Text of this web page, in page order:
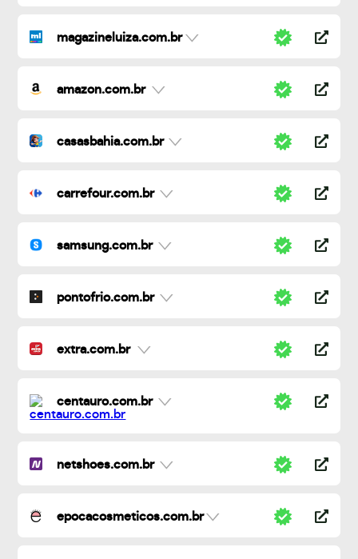
magazineluiza.com.br
amazon.com.br
casasbahia.com.br
carrefour.com.br
samsung.com.br
pontofrio.com.br
extra.com.br
centauro.com.br
netshoes.com.br
epocacosmeticos.com.br